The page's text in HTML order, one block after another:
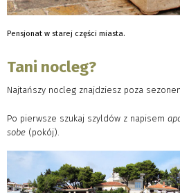
Pensjonat w starej części miasta.
Tani nocleg?
Najtańszy nocleg znajdziesz poza
Po pierwsze szukaj szyldów z napisem
sobe (pokój).